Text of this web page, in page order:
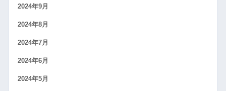
2024年9月
2024年8月
2024年7月
2024年6月
2024年5月